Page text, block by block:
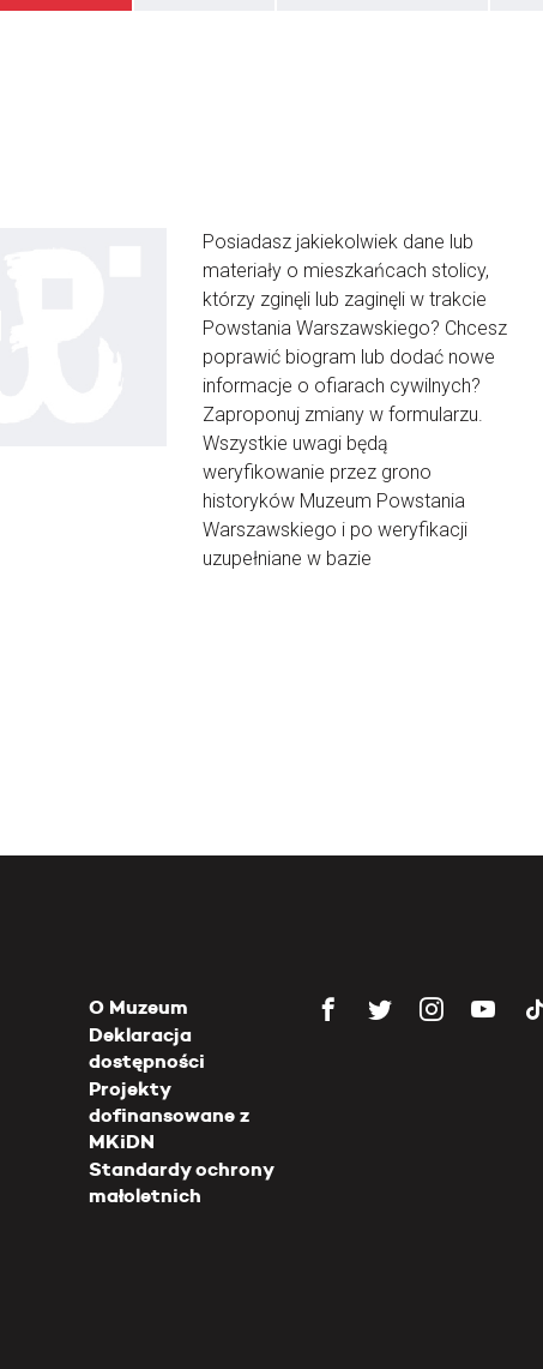
Posiadasz jakiekolwiek dane lub
materiały o mieszkańcach stolicy,
którzy zginęli lub zaginęli w trakcie
Powstania Warszawskiego? Chcesz
poprawić biogram lub dodać nowe
informacje o ofiarach cywilnych?
Zaproponuj zmiany w formularzu.
Wszystkie uwagi będą
weryfikowanie przez grono
historyków Muzeum Powstania
Warszawskiego i po weryfikacji
uzupełniane w bazie
O Muzeum
Deklaracja
dostępności
Projekty
dofinansowane z
MKiDN
Standardy ochrony
małoletnich